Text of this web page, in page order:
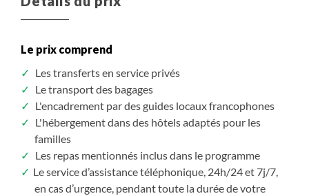
Le prix comprend
Les transferts en service privés
Le transport des bagages
L'encadrement par des guides locaux francophones
L'hébergement dans des hôtels adaptés pour les
familles
Les repas mentionnés inclus dans le programme
Le service d’assistance téléphonique, 24h/24 et 7j/7,
en cas d’urgence, pendant toute la durée de votre